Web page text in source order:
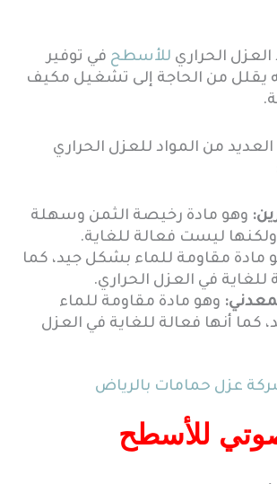
الحراري للأسطح في توفير
يقلل من الحاجة إلى تشغيل مكيف
من المواد للعزل الحراري
وهو مادة رخيصة الثمن وسهلة
ولكنها ليست فعالة للغاية.
مادة مقاومة للماء بشكل جيد، كما
للغاية في العزل الحراري.
وهو مادة مقاومة للماء
كما أنها فعالة للغاية في العزل
عزل حمامات بالرياض
للأسطح